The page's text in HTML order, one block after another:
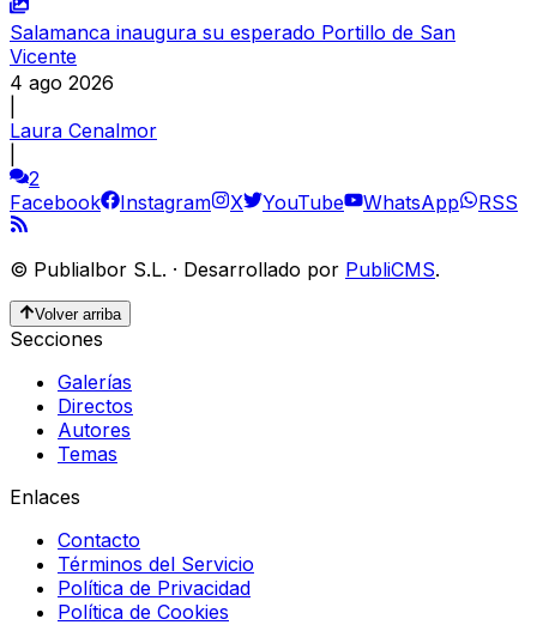
Salamanca inaugura su esperado Portillo de San
Vicente
4 ago 2026
Laura Cenalmor
2
Facebook
Instagram X YouTube WhatsApp RSS
© Publialbor S.L. · Desarrollado por PubliCMS.
Volver arriba
Secciones
Galerías
Directos
Autores
Temas
Enlaces
Contacto
Términos del Servicio
Política de Privacidad
Política de Cookies